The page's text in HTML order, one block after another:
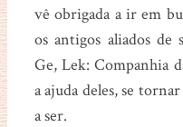
vê obrigada a ir em
os antigos aliados de
Ge, Lek: Companhia
a ajuda deles, se
a ser.